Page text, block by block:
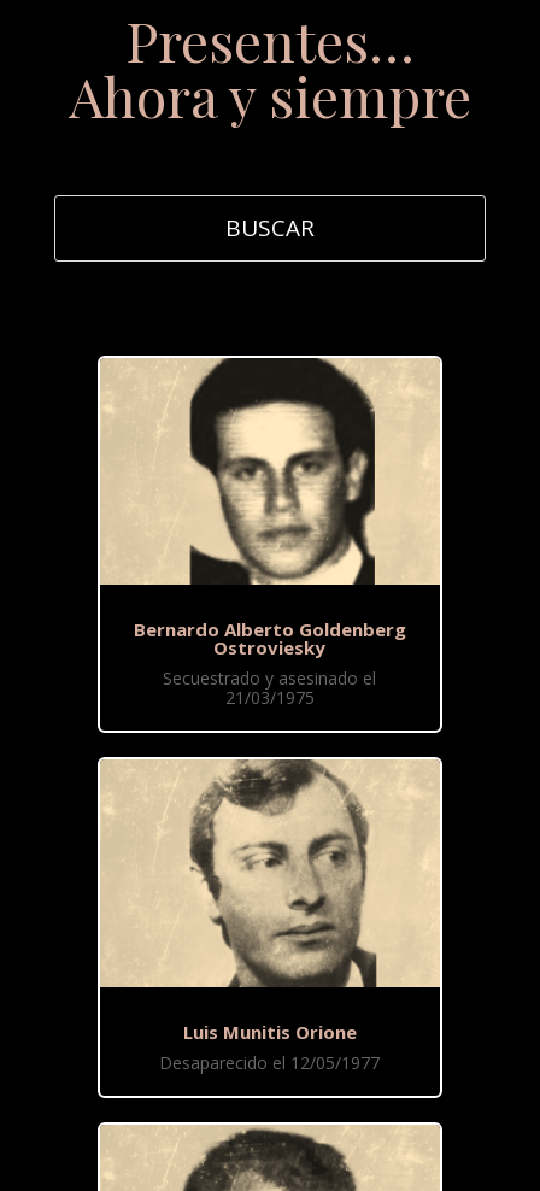
Presentes…
Ahora y siempre
Bernardo Alberto Goldenberg
Ostroviesky
Secuestrado y asesinado el
21/03/1975
Luis Munitis Orione
Desaparecido el 12/05/1977